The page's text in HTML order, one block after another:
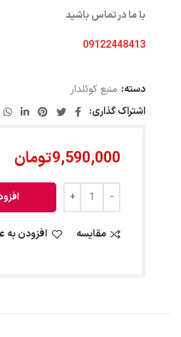
با ما در تماس باشید
09122448413
دسته: منبع کوئلدار
اشتراک گذاری:
9,590,000تومان
مقایسه افزودن به